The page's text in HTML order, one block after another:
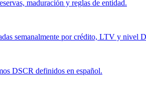
maduración y reglas de entidad.
semanalmente por crédito, LTV y nivel
DSCR definidos en español.